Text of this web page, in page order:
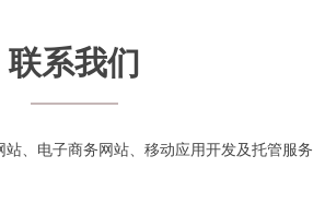
联系我们
、电子商务网站、移动应用开发及托管服务